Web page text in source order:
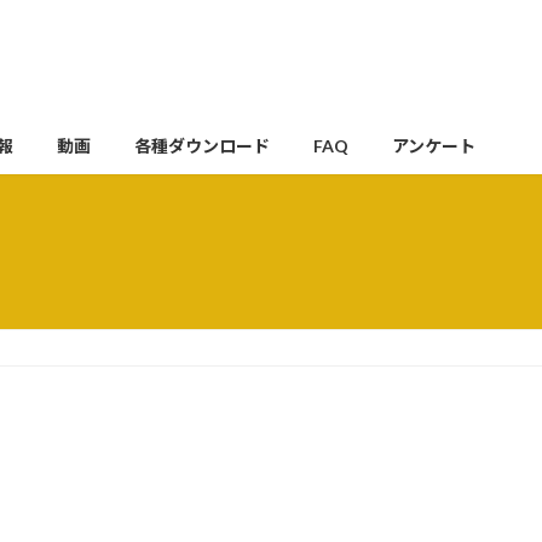
動画 各種ダウンロード FAQ アンケート